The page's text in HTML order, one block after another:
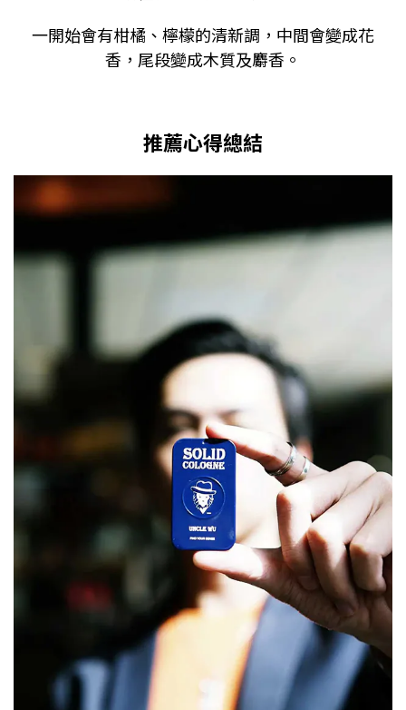
一開始會有柑橘、檸檬的清新調，中間會變成花
香，尾段變成木質及麝香。
推薦心得總結